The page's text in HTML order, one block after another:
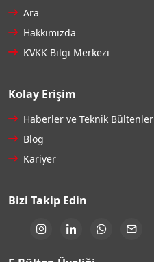
Ara
Hakkımızda
KVKK Bilgi Merkezi
Kolay Erişim
Haberler ve Teknik Bültenler
Blog
Kariyer
Bizi Takip Edin